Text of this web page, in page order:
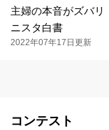
主婦の本音がズバリ
ニスタ白書
2022年07年17日更新
コンテスト